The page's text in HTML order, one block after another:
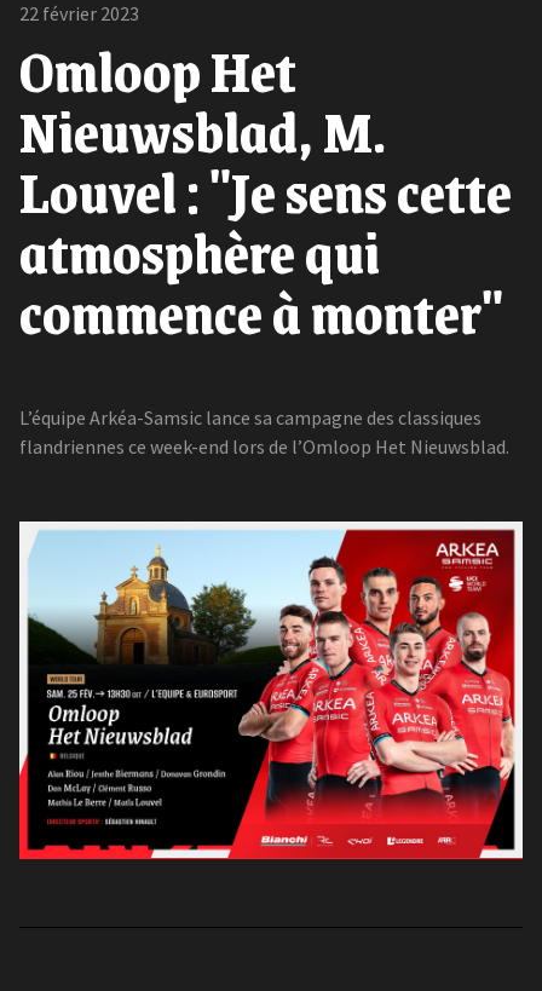
22 février 2023
Omloop Het
Nieuwsblad, M.
Louvel : "Je sens cette
atmosphère qui
commence à monter"
L’équipe Arkéa-Samsic lance sa campagne des classiques
flandriennes ce week-end lors de l’Omloop Het Nieuwsblad.